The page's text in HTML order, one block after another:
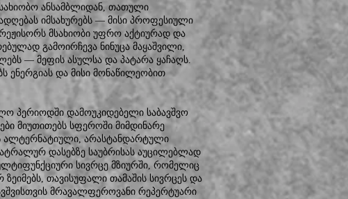
ანსამბლიდან, თათული
იმსახურებს — მისი პროფესიული
მსახიობი უფრო აქტიურად და
გამოირჩევა ნინუცა მაყაშვილი,
— მეფის ასულსა და პატარა ყაჩაღს.
ენერგიას და მისი მონაწილეობით
პერიოდში დამოუკიდებელი საბავშვო
მიუთითებს სფეროში მიმდინარე
ალტერნატიული, არასტანდარტული
დასებზე საუბრისას აუცილებლად
სივრცე მზიურში, რომელიც
თავისუფალი თამაშის სივრცეს და
მრავალფეროვანი რეპერტუარი